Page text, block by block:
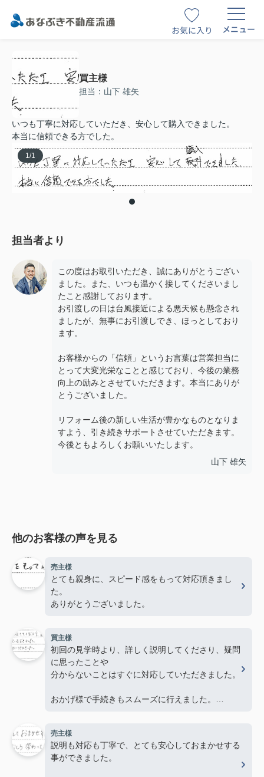
お気に入り メニュー
買主様
担当：山下 雄矢
いつも丁寧に対応していただき、安心して購入できました。
本当に信頼できる方でした。
1 /1
担当者より
この度はお取引いただき、誠にありがとうござい
ました。また、いつも温かく接してくださいまし
たこと感謝しております。
お引渡しの日は台風接近による悪天候も懸念され
ましたが、無事にお引渡しでき、ほっとしており
ます。
お客様からの「信頼」というお言葉は営業担当に
とって大変光栄なことと感じており、今後の業務
向上の励みとさせていただきます。本当にありが
とうございました。
リフォーム後の新しい生活が豊かなものとなりま
すよう、引き続きサポートさせていただきます。
今後ともよろしくお願いいたします。
山下 雄矢
他のお客様の声を見る
売主様
とても親身に、スピード感をもって対応頂きまし
た。
ありがとうございました。
買主様
初回の見学時より、詳しく説明してくださり、疑問
に思ったことや
分からないことはすぐに対応していただきました。
おかげ様で手続きもスムーズに行えました。
売主様
説明も対応も丁寧で、とても安心しておまかせする
事ができました。